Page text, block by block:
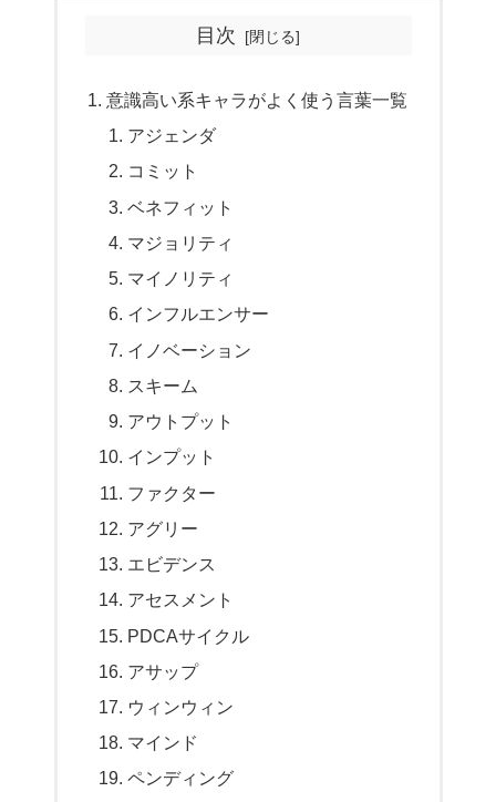
目次
意識高い系キャラがよく使う言葉一覧
アジェンダ
コミット
ベネフィット
マジョリティ
マイノリティ
インフルエンサー
イノベーション
スキーム
アウトプット
インプット
ファクター
アグリー
エビデンス
アセスメント
PDCAサイクル
アサップ
ウィンウィン
マインド
ペンディング